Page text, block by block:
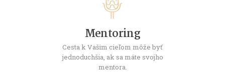
Mentoring
Cesta k Vašim cieľom môže byť
jednoduchšia, ak sa máte svojho
mentora.